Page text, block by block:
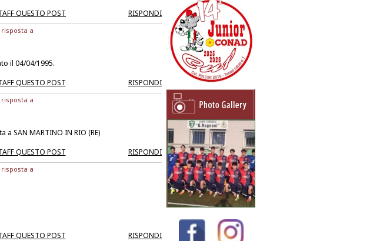
QUESTO POST
RISPONDI
risposta a
il 04/04/1995.
QUESTO POST
RISPONDI
risposta a
SAN MARTINO IN RIO (RE)
QUESTO POST
RISPONDI
risposta a
QUESTO POST
RISPONDI